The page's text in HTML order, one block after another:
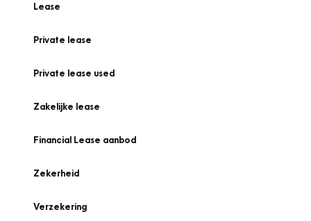
Lease
Private lease
Private lease used
Zakelijke lease
Financial Lease aanbod
Zekerheid
Verzekering